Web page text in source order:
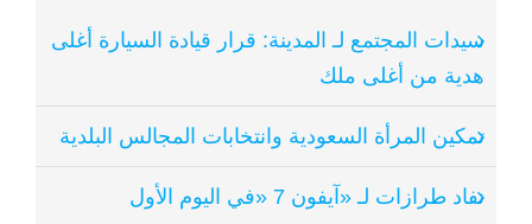
سيدات المجتمع لـ المدينة: قرار قيادة السيارة أغلى
هدية من أغلى ملك
تمكين المرأة السعودية وانتخابات المجالس البلدية
نفاد طرازات لـ «آيفون 7 «في اليوم الأول